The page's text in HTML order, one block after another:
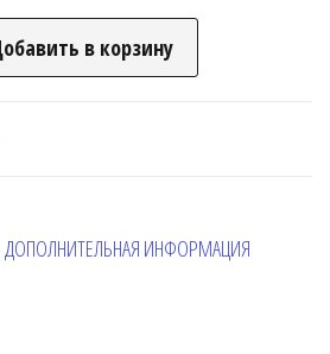
в корзину
ДОПОЛНИТЕЛЬНАЯ ИНФОРМАЦИЯ